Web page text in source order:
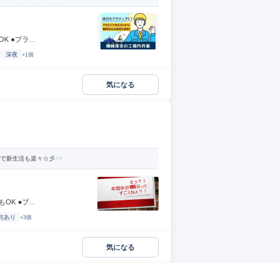
●ブラ...
深夜 +1個
気になる
新生活も楽々☆彡
OK ●ブ...
あり +3個
気になる